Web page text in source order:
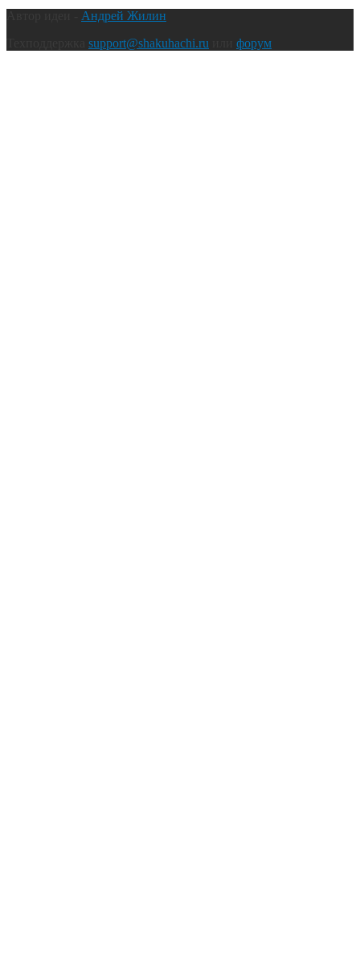
Андрей Жилин
support@shakuhachi.ru форум